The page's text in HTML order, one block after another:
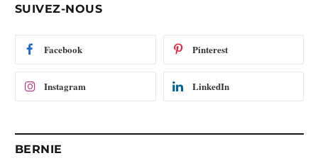
m
SUIVEZ-NOUS
Facebook Pinterest
Instagram LinkedIn
BERNIE